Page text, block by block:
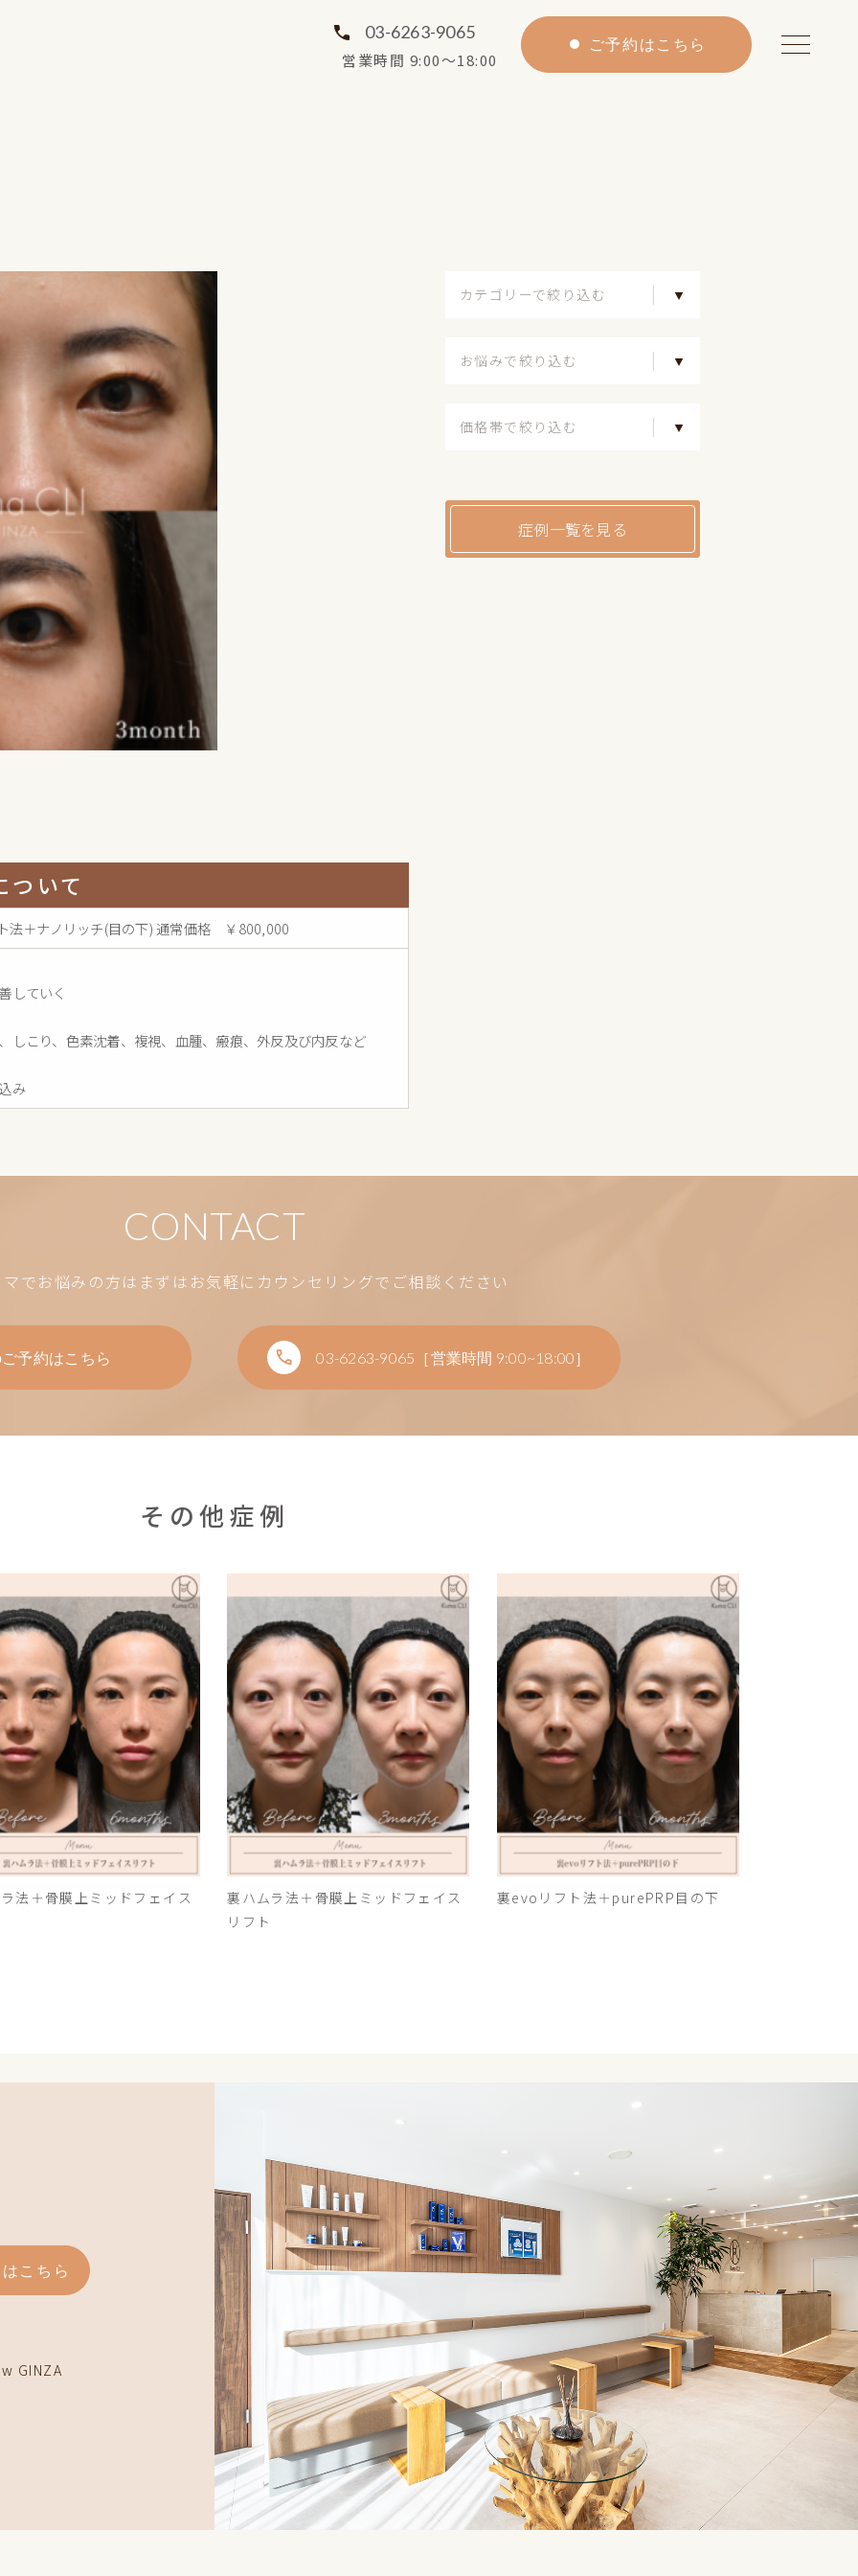
03-6263-9065
営業時間 9:00〜18:00
ご予約はこちら
ついて
＋ナノリッチ(目の下) 通常価格 ￥800,000
していく
しこり、色素沈着、複視、血腫、瘢痕、外反及び内反など
み
カテゴリーで絞り込む
お悩みで絞り込む
価格帯で絞り込む
症例一覧を見る
CONTACT
でお悩みの方はまずはお気軽にカウンセリングでご相談ください
予約はこちら 03-6263-9065 ［営業時間 9:00~18:00］
その他症例
法＋骨膜上ミッドフェイス
裏ハムラ法＋骨膜上ミッドフェイス
リフト
裏evoリフト法＋purePRP目の下
こちら
GINZA